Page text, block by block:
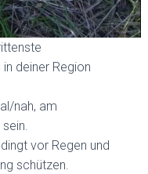
deiner Region
nah, am
vor Regen und
schützen.